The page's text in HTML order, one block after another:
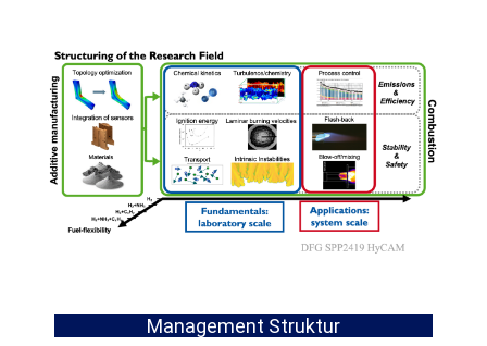
Management Struktur